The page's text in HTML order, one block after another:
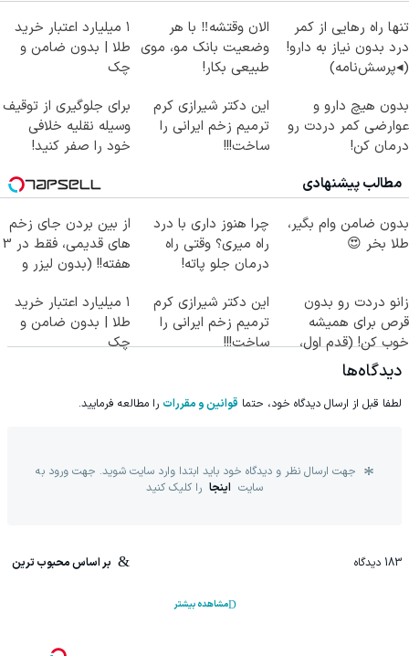
تنها راه رهایی از کمر
درد بدون نیاز به دارو!
(◂پرسش‌نامه)
الان وقتشه‼️ با هر
وضعیت بانک مو، موی
طبیعی بکار!
۱ میلیارد اعتبار خرید
طلا | بدون ضامن و
چک
بدون هیچ دارو و
عوارضی کمر دردت رو
درمان کن!
این دکتر شیرازی کرم
ترمیم زخم ایرانی را
ساخت!!!
برای جلوگیری از توقیف
وسیله نقلیه خلافی
خود را صفر کنید!
مطالب پیشنهادی
بدون ضامن وام بگیر،
طلا بخر 😍
چرا هنوز داری با درد
راه میری؟ وقتی راه
درمان جلو پاته!
از بین بردن جای زخم
های قدیمی، فقط در 3
هفته!! (بدون لیزر و
زانو دردت رو بدون
قرص برای همیشه
خوب کن! (قدم اول،
پرسش‌نامه)
این دکتر شیرازی کرم
ترمیم زخم ایرانی را
ساخت!!!
۱ میلیارد اعتبار خرید
طلا | بدون ضامن و
چک
دیدگاه‌ها
لطفا قبل از ارسال دیدگاه خود، حتما قوانین و مقررات را مطالعه فرمایید.
جهت ارسال نظر و دیدگاه خود باید ابتدا وارد سایت شوید. جهت ورود به
سایت اینجا را کلیک کنید
183 دیدگاه بر اساس محبوب ترین
مشاهده بیشتر